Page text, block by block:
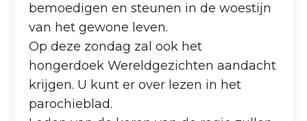
bemoedigen en steunen in de woestijn
van het gewone leven.
Op deze zondag zal ook het
hongerdoek Wereldgezichten aandacht
krijgen. U kunt er over lezen in het
parochieblad.